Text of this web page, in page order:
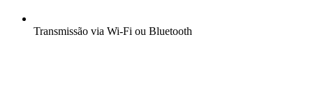
Transmissão via Wi-Fi ou Bluetooth